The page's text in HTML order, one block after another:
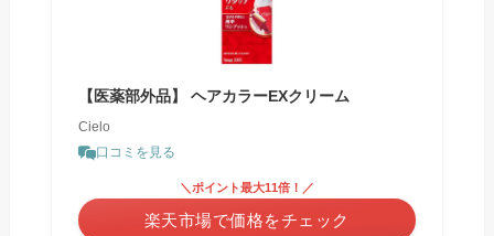
【医薬部外品】 ヘアカラーEXクリーム
Cielo
口コミを見る
＼ポイント最大11倍！／
楽天市場で価格をチェック